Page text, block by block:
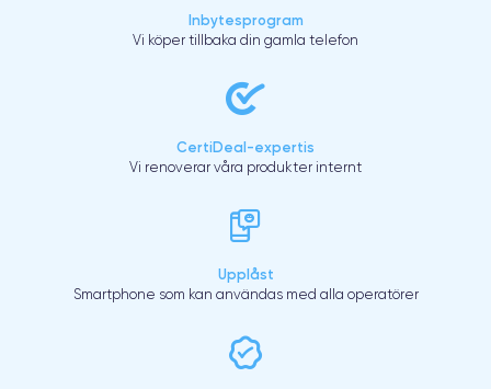
Inbytesprogram
Vi köper tillbaka din gamla telefon
CertiDeal-expertis
Vi renoverar våra produkter internt
Upplåst
Smartphone som kan användas med alla operatörer